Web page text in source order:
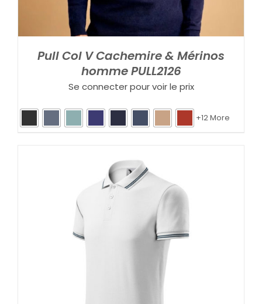
Pull Col V Cachemire & Mérinos
homme PULL2126
Se connecter pour voir le prix
+12 More